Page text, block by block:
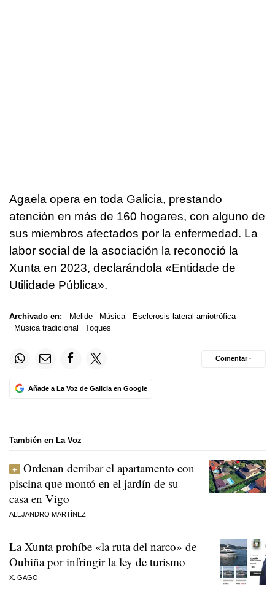
Agaela opera en toda Galicia, prestando
atención en más de 160 hogares, con alguno de
sus miembros afectados por la enfermedad. La
labor social de la asociación la reconoció la
Xunta en 2023, declarándola «Entidade de
Utilidade Pública».
Archivado en: Melide Música
Esclerosis lateral amiotrófica
Música tradicional
Toques
Añade a La Voz de Galicia en Google
Comentar ·
También en La Voz
Ordenan derribar el apartamento con
piscina que montó en el jardín de su
casa en Vigo
ALEJANDRO MARTÍNEZ
La Xunta prohíbe «la ruta del narco» de
Oubiña por infringir la ley de turismo
X. GAGO